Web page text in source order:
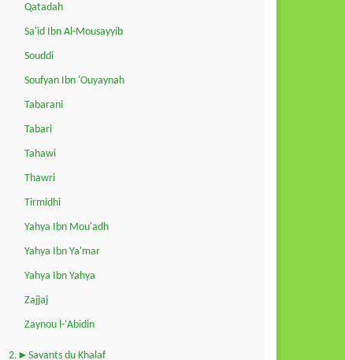
Qatadah
Sa'id Ibn Al-Mousayyib
Souddi
Soufyan Ibn 'Ouyaynah
Tabarani
Tabari
Tahawi
Thawri
Tirmidhi
Yahya Ibn Mou'adh
Yahya Ibn Ya'mar
Yahya Ibn Yahya
Zajjaj
Zaynou l-'Abidin
2.►Savants du Khalaf